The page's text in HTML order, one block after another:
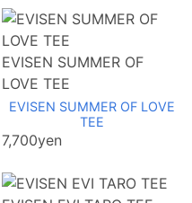
EVISEN SUMMER OF
LOVE TEE
EVISEN SUMMER OF LOVE
TEE
7,700yen